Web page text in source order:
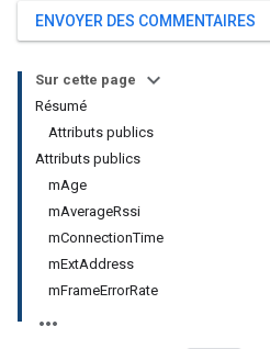
ENVOYER DES COMMENTAIRES
Sur cette page
Résumé
Attributs publics
Attributs publics
mAge
mAverageRssi
mConnectionTime
mExtAddress
mFrameErrorRate